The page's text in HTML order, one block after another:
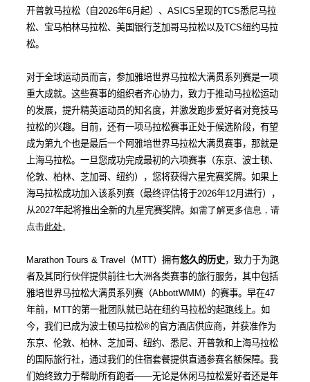
开普敦马拉松（自 2026年6月起）、ASICS呈现的TCS悉尼马拉
松、宝马柏林马拉松、美国银行芝加哥马拉松以及TCS纽约马拉
松。
对于全球运动员而言，参加雅培世界马拉松大满贯系列赛是一项
重大成就。这些赛事的组织者齐心协力，致力于推动马拉松运动
的发展，提升精英运动员的知名度，并激发跑步爱好者对竞技马
拉松的兴趣。目前，还有一项马拉松赛事正处于候选阶段，有望
成为第九个也是最后一个阿雅培世界马拉松大满贯赛事，那就是
上海马拉松。一旦您成功完成最初的六项赛事（东京、波士顿、
伦敦、柏林、芝加哥、纽约），您将获得六星完赛奖牌。如果上
海马拉松成功加入该系列赛（最终评估将于2026年12月进行），
从2027年起将推出全新的九星完赛奖牌。如需了解更多信息，请
点击此处 。
Marathon Tours & Travel （ MTT）拥有悠久的历史，致力于为跑
者及其同行伙伴提供前往七大洲各类赛事的旅行服务，其中包括
雅培世界马拉松大满贯系列赛（AbbottWMM ）的赛事。早在47
年前，
MTT的第一批团队就已站在纽约马拉松的起跑线上。如
今，我们已成为波士顿马拉松®的官方酒店供应商，并获准作为
东京、伦敦、柏林、芝加哥、纽约、悉尼、开普敦和上海马拉松
的国际旅行社，通过我们的住宿套餐提供直通参赛名额保障。我
们始终致力于帮助所有跑者——无论是休闲马拉松爱好者还是年